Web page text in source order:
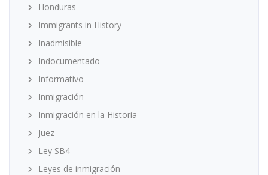
Honduras
Immigrants in History
Inadmisible
Indocumentado
Informativo
Inmigración
Inmigración en la Historia
Juez
Ley SB4
Leyes de inmigración